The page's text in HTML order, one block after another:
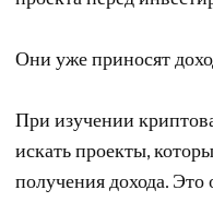
Они уже приносят
При изучении
искать проекты,
получения дохода. Это